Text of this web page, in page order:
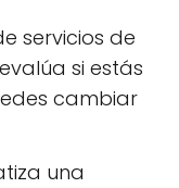
servicios de
si estás
cambiar
una